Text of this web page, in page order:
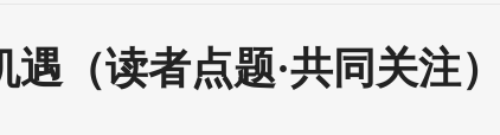
（读者点题·共同关注）